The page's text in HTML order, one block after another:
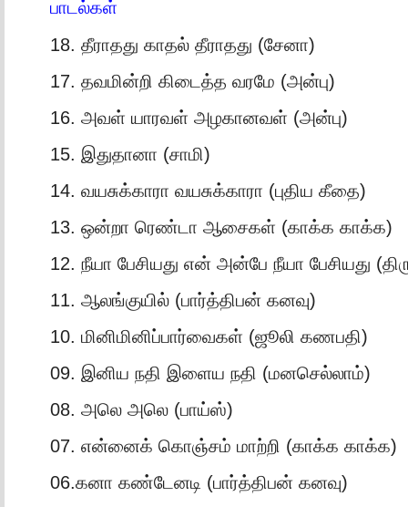
பாடல்கள்
18. தீராதது காதல் தீராதது (சேனா)
17. தவமின்றி கிடைத்த வரமே (அன்பு)
16. அவள் யாரவள் அழகானவள் (அன்பு)
15. இதுதானா (சாமி)
14. வயசுக்காரா வயசுக்காரா (புதிய கீதை)
13. ஒன்றா ரெண்டா ஆசைகள் (காக்க காக்க)
12. நீயா பேசியது என் அன்பே நீயா பேசியது
11. ஆலங்குயில் (பார்த்திபன் கனவு)
10. மினிமினிப்பார்வைகள் (ஜூலி கணபதி)
09. இனிய நதி இளைய நதி (மனசெல்லாம்)
08. அலெ அலெ (பாய்ஸ்)
07. என்னைக் கொஞ்சம் மாற்றி (காக்க காக்க)
06.கனா கண்டேனடி (பார்த்திபன் கனவு)